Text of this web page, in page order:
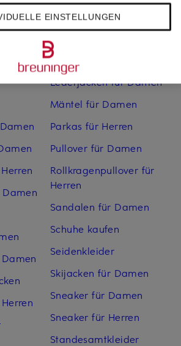
Kleider
Lange Ballkleider
Lederjacken für Damen
Mäntel für Damen
Parkas für Herren
Pullover für Damen
Rollkragenpullover für
Herren
Sandalen für Damen
Schuhe kaufen
Seidenkleider
Skijacken für Damen
Sneaker für Damen
Sneaker für Herren
Standesamtkleider
EINSTELLUNGEN